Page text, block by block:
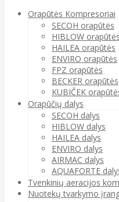
Orapūtės Kompresoriai
SECOH orapūtės
HIBLOW orapūtės
HAILEA orapūtės
ENVIRO orapūtės
FPZ orapūtės
BECKER orapūtės
KUBIČEK
Orapūčių dalys
SECOH dalys
HIBLOW dalys
HAILEA dalys
ENVIRO dalys
AIRMAC dalys
AQUAFORTE
Tvenkinių aeracijos
Nuotekų tvarkymo